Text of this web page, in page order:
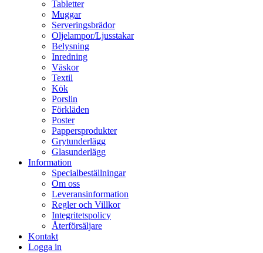
Tabletter
Muggar
Serveringsbrädor
Oljelampor/Ljusstakar
Belysning
Inredning
Väskor
Textil
Kök
Porslin
Förkläden
Poster
Pappersprodukter
Grytunderlägg
Glasunderlägg
Information
Specialbeställningar
Om oss
Leveransinformation
Regler och Villkor
Integritetspolicy
Återförsäljare
Kontakt
Logga in